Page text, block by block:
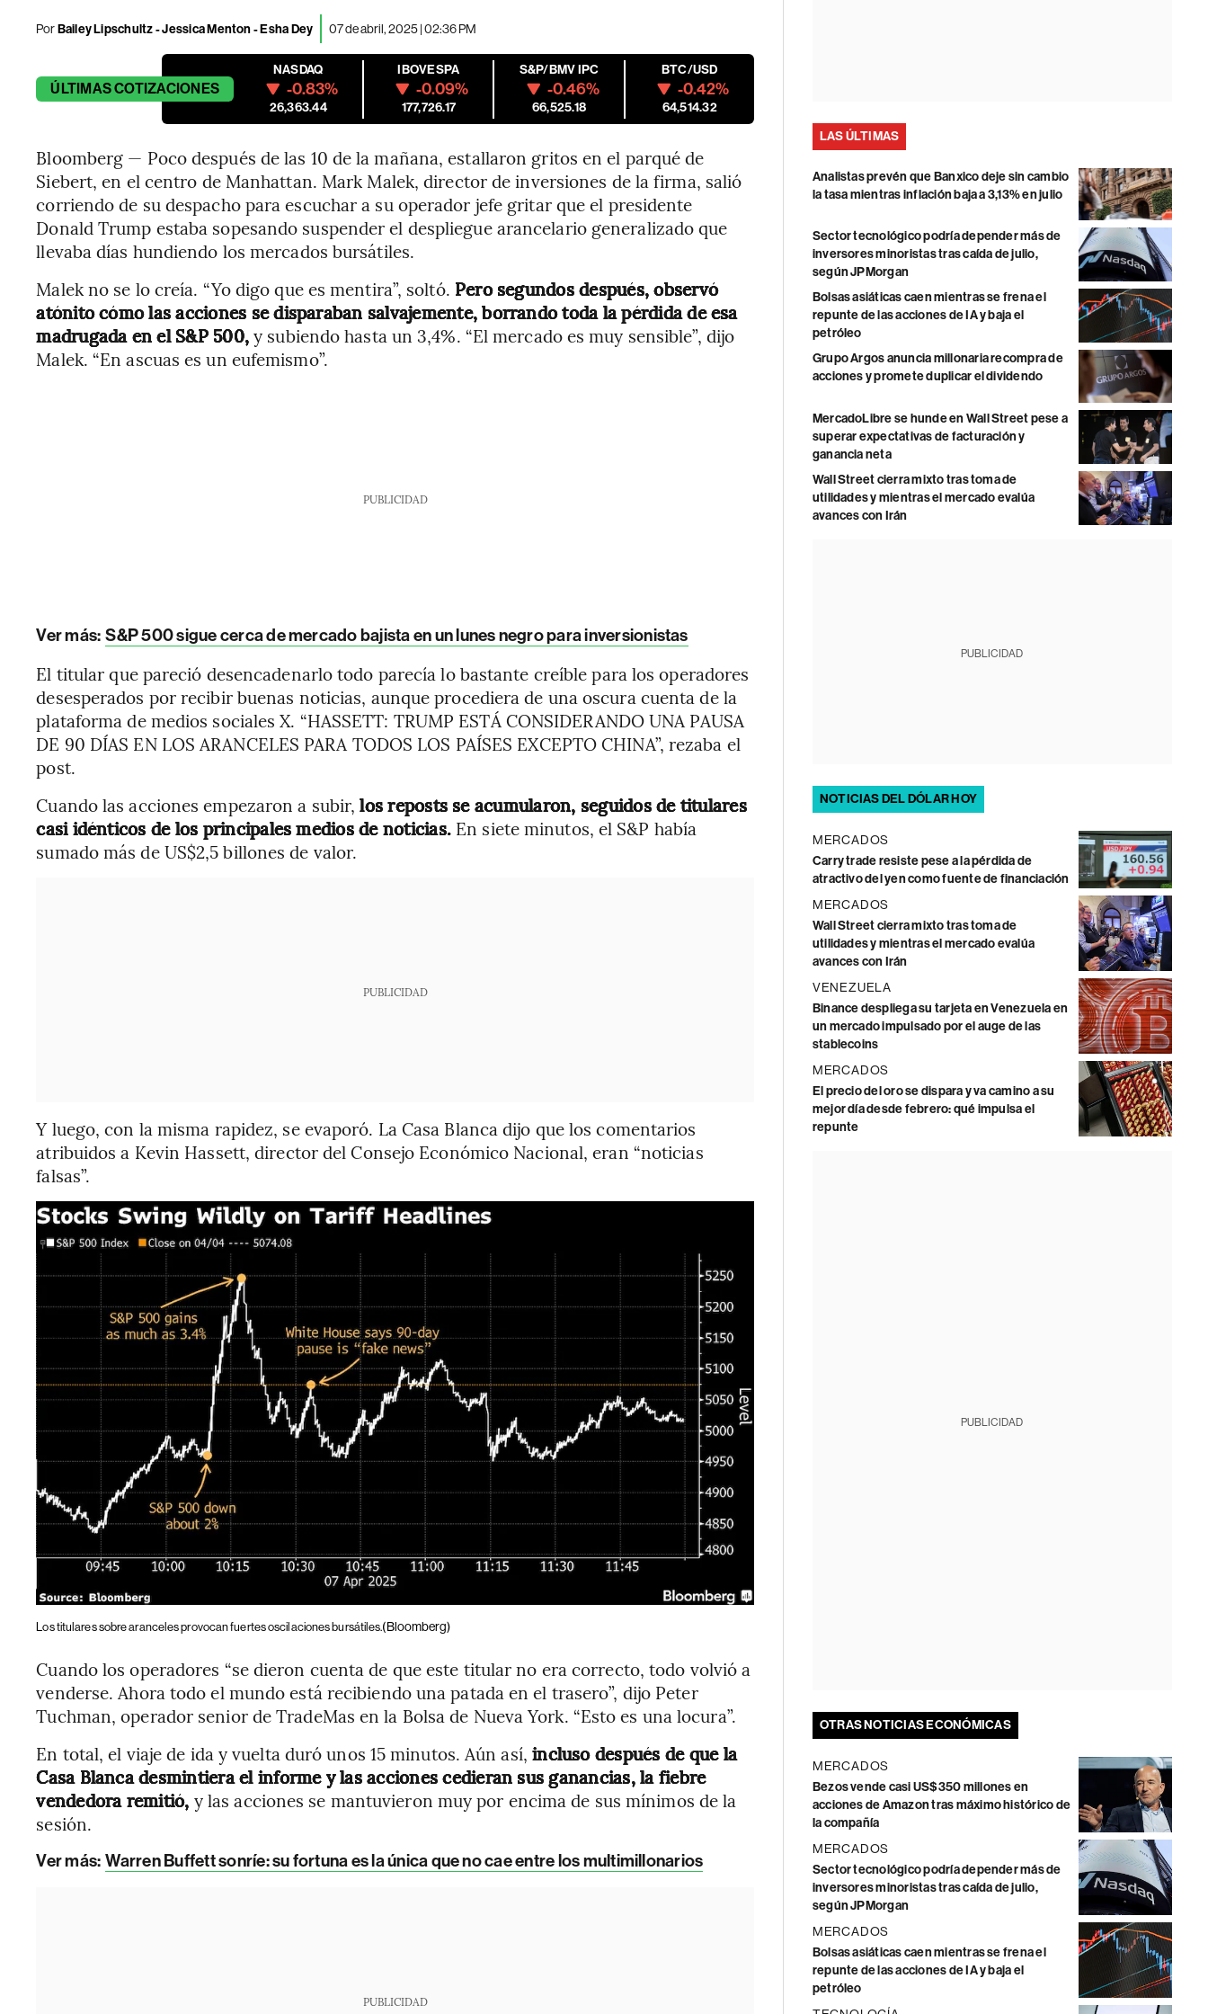
PorBailey Lipschultz - Jessica Menton - Esha Dey 07 de abril, 2025 | 02:36 PM
ÚLTIMASCOTIZACIONES
NASDAQ
-0.83%
26,363.44
IBOVESPA
-0.09%
177,726.17
S&P/BMV IPC
-0.46%
66,525.18
BTC/USD
-0.42%
64,514.32
Bloomberg — Poco después de las 10 de la mañana, estallaron gritos en el parqué de
Siebert, en el centro de Manhattan. Mark Malek, director de inversiones de la firma, salió
corriendo de su despacho para escuchar a su operador jefe gritar que el presidente
Donald Trump estaba sopesando suspender el despliegue arancelario generalizado que
llevaba días hundiendo los mercados bursátiles.
Malek no se lo creía. “Yo digo que es mentira”, soltó. Pero segundos después, observó
atónito cómo las acciones se disparaban salvajemente, borrando toda la pérdida de esa
madrugada en el S&P 500,y subiendo hasta un 3,4%. “El mercado es muy sensible”, dijo
Malek. “En ascuas es un eufemismo”.
PUBLICIDAD
Ver más: S&P 500 sigue cerca de mercado bajista en un lunes negro para inversionistas
El titular que pareció desencadenarlo todo parecía lo bastante creíble para los operadores
desesperados por recibir buenas noticias, aunque procediera de una oscura cuenta de la
plataforma de medios sociales X. “HASSETT: TRUMP ESTÁ CONSIDERANDO UNA PAUSA
DE 90 DÍAS EN LOS ARANCELES PARA TODOS LOS PAÍSES EXCEPTO CHINA”, rezaba el
post.
Cuando las acciones empezaron a subir, los reposts se acumularon, seguidos de titulares
casi idénticos de los principales medios de noticias. En siete minutos, el S&P había
sumado más de US$2,5 billones de valor.
PUBLICIDAD
Y luego, con la misma rapidez, se evaporó. La Casa Blanca dijo que los comentarios
atribuidos a Kevin Hassett, director del Consejo Económico Nacional, eran “noticias
falsas”.
Los titulares sobre aranceles provocan fuertes oscilaciones bursátiles.(Bloomberg)
Cuando los operadores “se dieron cuenta de que este titular no era correcto, todo volvió a
venderse. Ahora todo el mundo está recibiendo una patada en el trasero”, dijo Peter
Tuchman, operador senior de TradeMas en la Bolsa de Nueva York. “Esto es una locura”.
En total, el viaje de ida y vuelta duró unos 15 minutos. Aún así, incluso después de que la
Casa Blanca desmintiera el informe y las acciones cedieran sus ganancias, la fiebre
vendedora remitió, y las acciones se mantuvieron muy por encima de sus mínimos de la
sesión.
Ver más: Warren Buffett sonríe: su fortuna es la única que no cae entre los multimillonarios
PUBLICIDAD
LAS ÚLTIMAS
Analistas prevén que Banxico deje sin cambio
la tasa mientras inflación baja a 3,13% en julio
Sector tecnológico podría depender más de
inversores minoristas tras caída de julio,
según JPMorgan
Bolsas asiáticas caen mientras se frena el
repunte de las acciones de IA y baja el
petróleo
Grupo Argos anuncia millonaria recompra de
acciones y promete duplicar el dividendo
MercadoLibre se hunde en Wall Street pese a
superar expectativas de facturación y
ganancia neta
Wall Street cierra mixto tras toma de
utilidades y mientras el mercado evalúa
avances con Irán
PUBLICIDAD
NOTICIAS DEL DÓLAR HOY
MERCADOS
Carry trade resiste pese a la pérdida de
atractivo del yen como fuente de financiación
MERCADOS
Wall Street cierra mixto tras toma de
utilidades y mientras el mercado evalúa
avances con Irán
VENEZUELA
Binance despliega su tarjeta en Venezuela en
un mercado impulsado por el auge de las
stablecoins
MERCADOS
El precio del oro se dispara y va camino a su
mejor día desde febrero: qué impulsa el
repunte
PUBLICIDAD
OTRAS NOTICIAS ECONÓMICAS
MERCADOS
Bezos vende casi US$350 millones en
acciones de Amazon tras máximo histórico de
la compañía
MERCADOS
Sector tecnológico podría depender más de
inversores minoristas tras caída de julio,
según JPMorgan
MERCADOS
Bolsas asiáticas caen mientras se frena el
repunte de las acciones de IA y baja el
petróleo